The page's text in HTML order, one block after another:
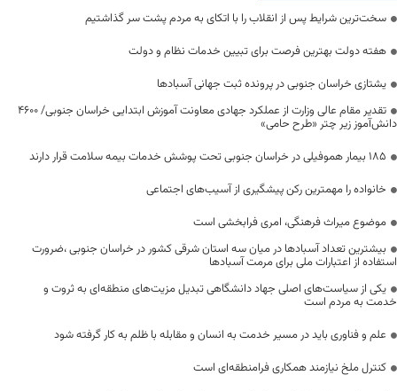
سخت‌ترین شرایط پس از انقلاب را با اتکای به مردم پشت سر گذاشتیم
هفته دولت بهترین فرصت برای تبیین خدمات نظام و دولت
یشتازی خراسان جنوبی در پرونده ثبت جهانی آسبادها
تقدیر مقام عالی وزارت از عملکرد جهادی معاونت آموزش ابتدایی خراسان جنوبی/ ۴۶۰۰
دانش‌آموز زیر چتر «طرح حامی»
۱۸۵ بیمار هموفیلی در خراسان جنوبی تحت پوشش خدمات بیمه سلامت قرار دارند
خانواده را مهمترین رکن پیشگیری از آسیب‌های اجتماعی
موضوع میراث فرهنگی، امری فرابخشی است
بیشترین تعداد آسبادها در میان سه استان شرقی کشور در خراسان جنوبی ،ضرورت
استفاده از اعتبارات ملی برای مرمت آسبادها
یکی از سیاست‌های اصلی جهاد دانشگاهی تبدیل مزیت‌های منطقه‌ای به ثروت و
خدمت به مردم است
علم و فناوری باید در مسیر خدمت به انسان و مقابله با ظلم به کار گرفته شود
کنترل ملخ نیازمند همکاری فرامنطقه‌ای است